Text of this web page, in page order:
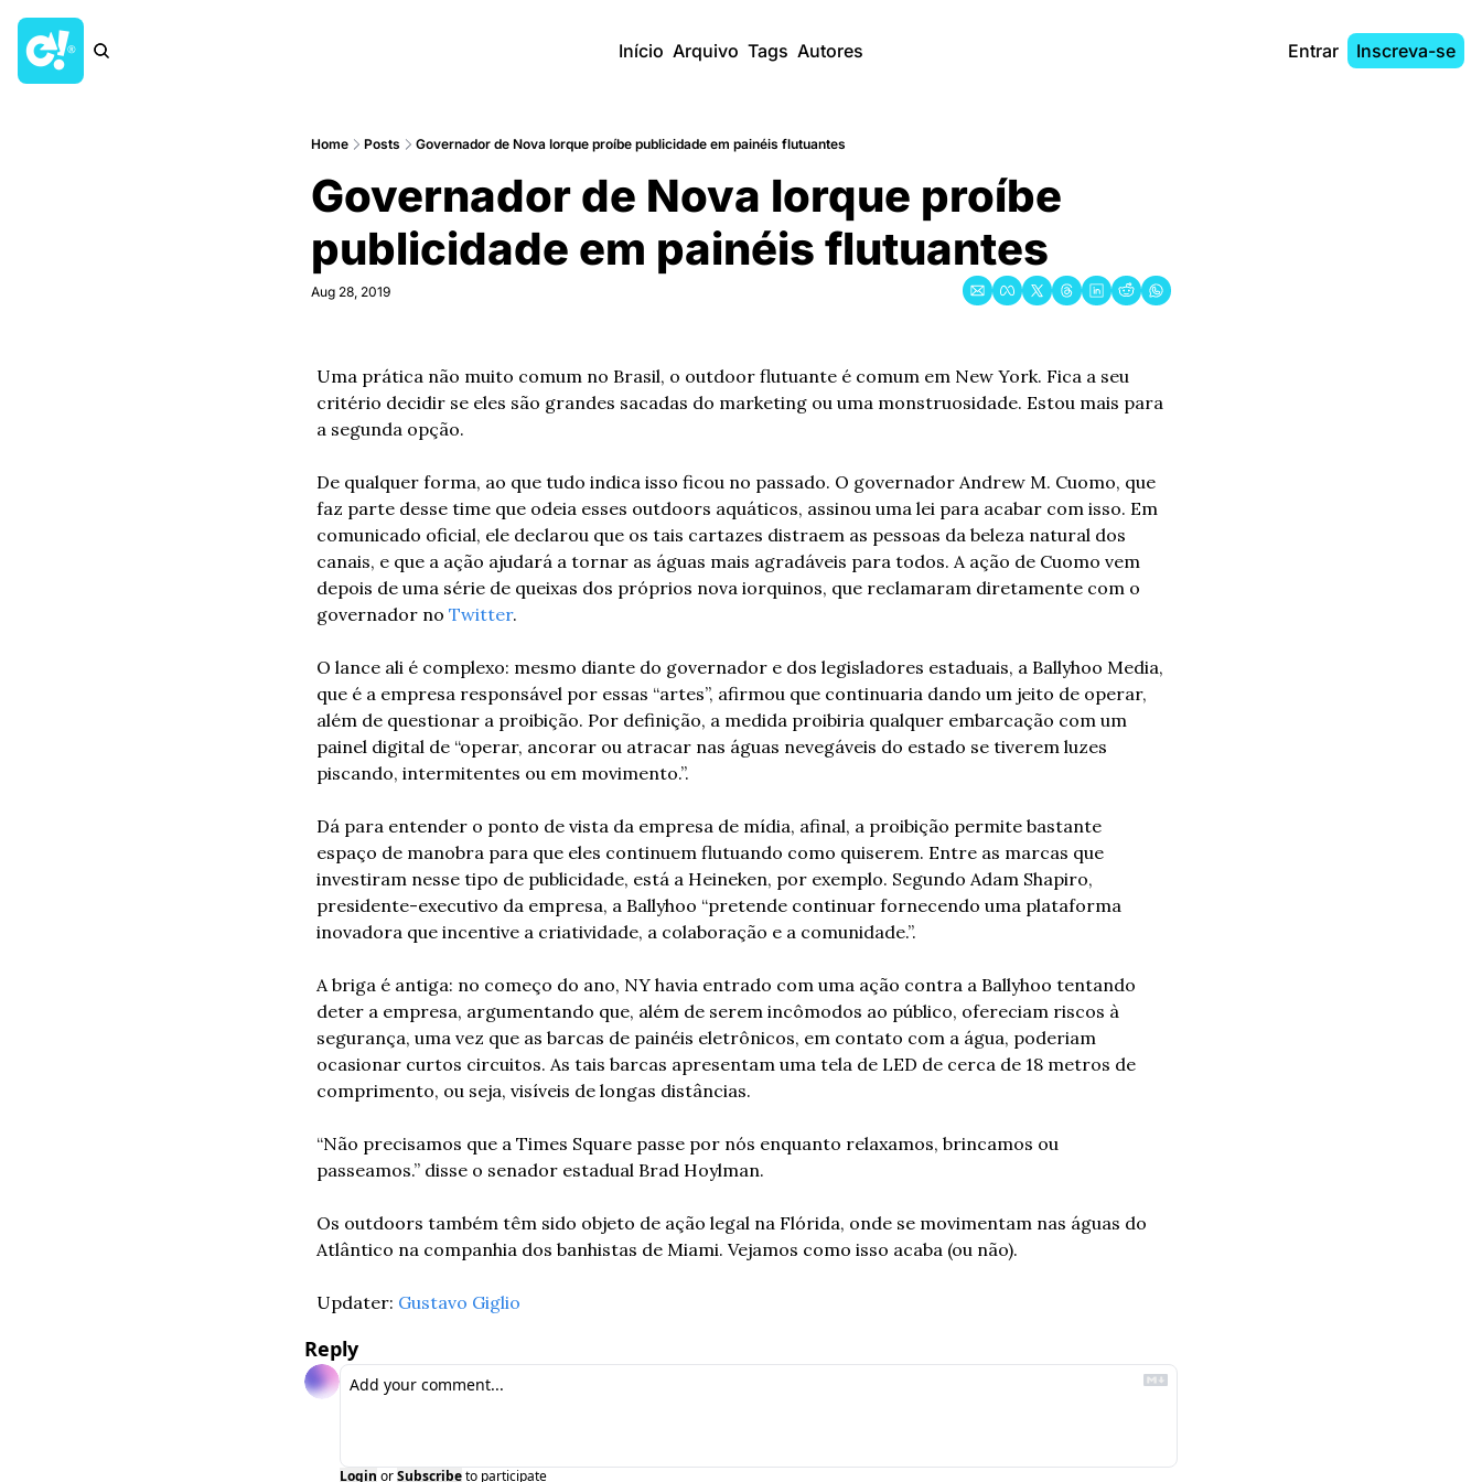
Início Arquivo Tags Autores Entrar Inscreva-se
Home Posts Governador de Nova Iorque proíbe publicidade em painéis flutuantes
Governador de Nova Iorque proíbe
publicidade em painéis flutuantes
Aug 28, 2019
Uma prática não muito comum no Brasil, o outdoor flutuante é comum em New York. Fica a seu
critério decidir se eles são grandes sacadas do marketing ou uma monstruosidade. Estou mais para
a segunda opção.
De qualquer forma, ao que tudo indica isso ficou no passado. O governador Andrew M. Cuomo, que
faz parte desse time que odeia esses outdoors aquáticos, assinou uma lei para acabar com isso. Em
comunicado oficial, ele declarou que os tais cartazes distraem as pessoas da beleza natural dos
canais, e que a ação ajudará a tornar as águas mais agradáveis para todos. A ação de Cuomo vem
depois de uma série de queixas dos próprios nova iorquinos, que reclamaram diretamente com o
governador no Twitter.
O lance ali é complexo: mesmo diante do governador e dos legisladores estaduais, a Ballyhoo Media,
que é a empresa responsável por essas “artes”, afirmou que continuaria dando um jeito de operar,
além de questionar a proibição. Por definição, a medida proibiria qualquer embarcação com um
painel digital de “operar, ancorar ou atracar nas águas nevegáveis do estado se tiverem luzes
piscando, intermitentes ou em movimento.”.
Dá para entender o ponto de vista da empresa de mídia, afinal, a proibição permite bastante
espaço de manobra para que eles continuem flutuando como quiserem. Entre as marcas que
investiram nesse tipo de publicidade, está a Heineken, por exemplo. Segundo Adam Shapiro,
presidente-executivo da empresa, a Ballyhoo “pretende continuar fornecendo uma plataforma
inovadora que incentive a criatividade, a colaboração e a comunidade.”.
A briga é antiga: no começo do ano, NY havia entrado com uma ação contra a Ballyhoo tentando
deter a empresa, argumentando que, além de serem incômodos ao público, ofereciam riscos à
segurança, uma vez que as barcas de painéis eletrônicos, em contato com a água, poderiam
ocasionar curtos circuitos. As tais barcas apresentam uma tela de LED de cerca de 18 metros de
comprimento, ou seja, visíveis de longas distâncias.
“Não precisamos que a Times Square passe por nós enquanto relaxamos, brincamos ou
passeamos.” disse o senador estadual Brad Hoylman.
Os outdoors também têm sido objeto de ação legal na Flórida, onde se movimentam nas águas do
Atlântico na companhia dos banhistas de Miami. Vejamos como isso acaba (ou não).
Updater: Gustavo Giglio
Reply
Login orSubscribeto participate